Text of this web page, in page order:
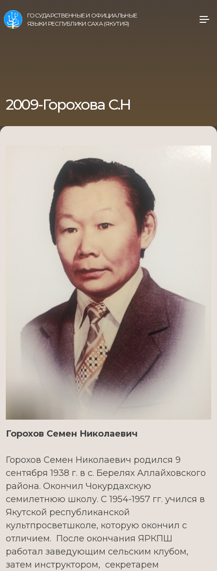
ГОСУДАРСТВЕННЫЕ И ОФИЦИАЛЬНЫЕ
ЯЗЫКИ РЕСПУБЛИКИ САХА (ЯКУТИЯ)
2009-Горохова С.Н
Горохов Семен Николаевич
Горохов Семен Николаевич родился 9
сентября 1938 г. в с. Берелях Аллайховского
района. Окончил Чокурдахскую
семилетнюю школу. С 1954-1957 гг. учился в
Якутской республиканской
культпросветшколе, которую окончил с
отличием. После окончания ЯРКПШ
работал заведующим сельским клубом,
затем инструктором, секретарем